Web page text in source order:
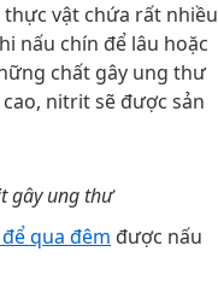
vật chứa rất nhiều
nấu chín để lâu hoặc
chất gây ung thư
nitrit sẽ được sản
gây ung thư
qua đêm được nấu